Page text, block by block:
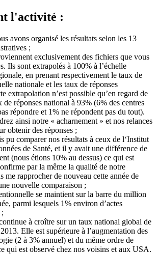
l'activité :
avons organisé les résultats selon les 13
;
exclusivement des fichiers que vous
Ils sont extrapolés à 100% à l’échelle
en prenant respectivement le taux de
nationale et les taux de réponses
extrapolation n’est possible qu’en regard de
de réponses national à 93% (6% des centres
répondre et 1% ne répondent pas du tout).
ainsi notre « acharnement » et nos relances
obtenir des réponses ;
pu comparer nos résultats à ceux de l‘Institut
de Santé, et il y avait une différence de
(nous étions 10% au dessus) ce qui est
par la même la qualité de notre
me rapprocher de nouveau cette année de
nouvelle comparaison ;
se maintient sur la barre du million
parmi lesquels 1% environ d’actes
à croître sur un taux national global de
Elle est supérieure à l’augmentation des
(2 à 3% annuel) et du même ordre de
qui est observé chez nos voisins et aux USA.